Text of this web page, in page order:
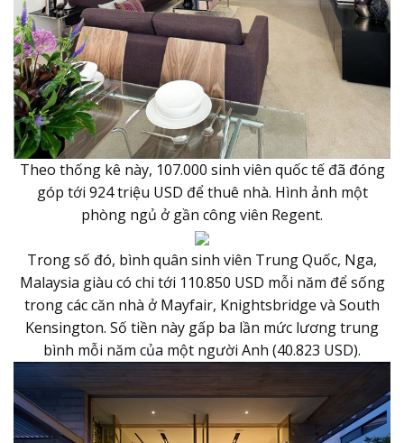
Theo thống kê này, 107.000 sinh viên quốc tế đã đóng
góp tới 924 triệu USD để thuê nhà. Hình ảnh một
phòng ngủ ở gần công viên Regent.
Trong số đó, bình quân sinh viên Trung Quốc, Nga,
Malaysia giàu có chi tới 110.850 USD mỗi năm để sống
trong các căn nhà ở Mayfair, Knightsbridge và South
Kensington. Số tiền này gấp ba lần mức lương trung
bình mỗi năm của một người Anh (40.823 USD).